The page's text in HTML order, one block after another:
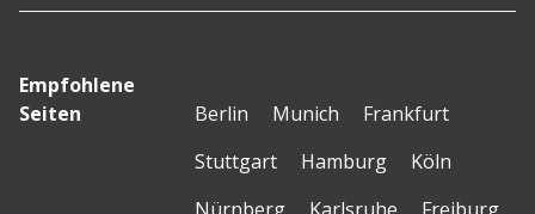
Empfohlene
Seiten
Berlin Munich
Frankfurt
Stuttgart
Hamburg
Köln